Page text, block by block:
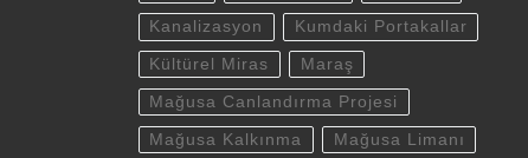
Kanalizasyon Kumdaki Portakallar
Kültürel Miras Maraş
Mağusa Canlandırma Projesi
Mağusa Kalkınma Mağusa Limanı